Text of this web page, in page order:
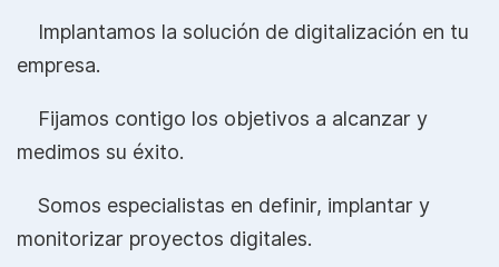
Implantamos la solución de digitalización en tu
empresa.
Fijamos contigo los objetivos a alcanzar y
medimos su éxito.
Somos especialistas en definir, implantar y
monitorizar proyectos digitales.